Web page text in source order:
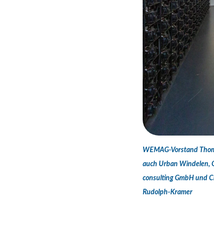
WEMAG-Vorstand
auch Urban Windelen,
consulting GmbH und
Rudolph-Kramer